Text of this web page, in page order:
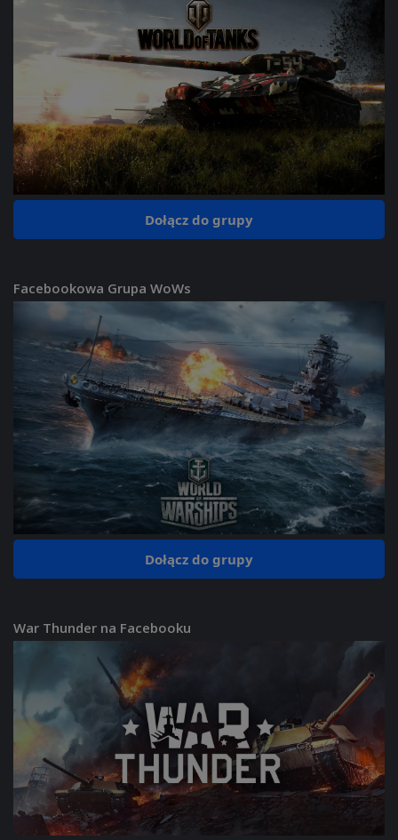
Dołącz do grupy
Facebookowa Grupa WoWs
Dołącz do grupy
War Thunder na Facebooku